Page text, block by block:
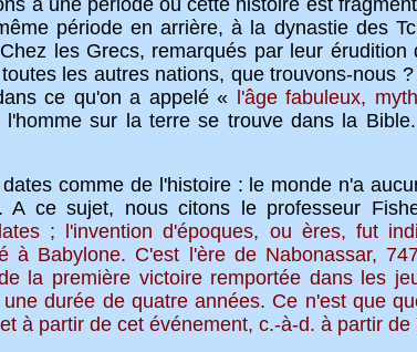
période en arrière, à la dynastie des
les Grecs, remarqués par leur
les autres nations, que trouvons-nous
ce qu'on a appelé « l'âge fabuleux,
l'homme sur la terre se trouve dans la
de l'histoire : le monde n'a aucun
A ce sujet, nous citons le professeur
; l'invention d'époques, ou ères, fut
à Babylone. C'est l'ère de Nabonassar,
la première victoire remportée dans les
durée de quatre années. Ce n'est que
et à partir de cet événement, c.-à-d. à partir de